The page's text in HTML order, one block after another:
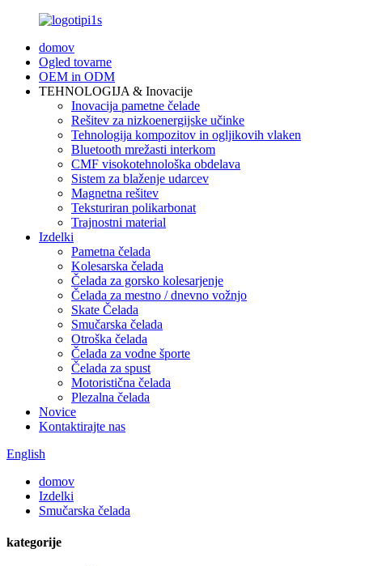
domov
Ogled tovarne
OEM in ODM
TEHNOLOGIJA & Inovacije
Inovacija pametne čelade
Rešitev za nizkoenergijske učinke
Tehnologija kompozitov in ogljikovih vlaken
Bluetooth mrežasti interkom
CMF visokotehnološka obdelava
Sistem za blaženje udarcev
Magnetna rešitev
Teksturiran polikarbonat
Trajnostni material
Izdelki
Pametna čelada
Kolesarska čelada
Čelada za gorsko kolesarjenje
Čelada za mestno / dnevno vožnjo
Skate Čelada
Smučarska čelada
Otroška čelada
Čelada za vodne športe
Čelada za spust
Motoristična čelada
Plezalna čelada
Novice
Kontaktirajte nas
English
domov
Izdelki
Smučarska čelada
kategorije